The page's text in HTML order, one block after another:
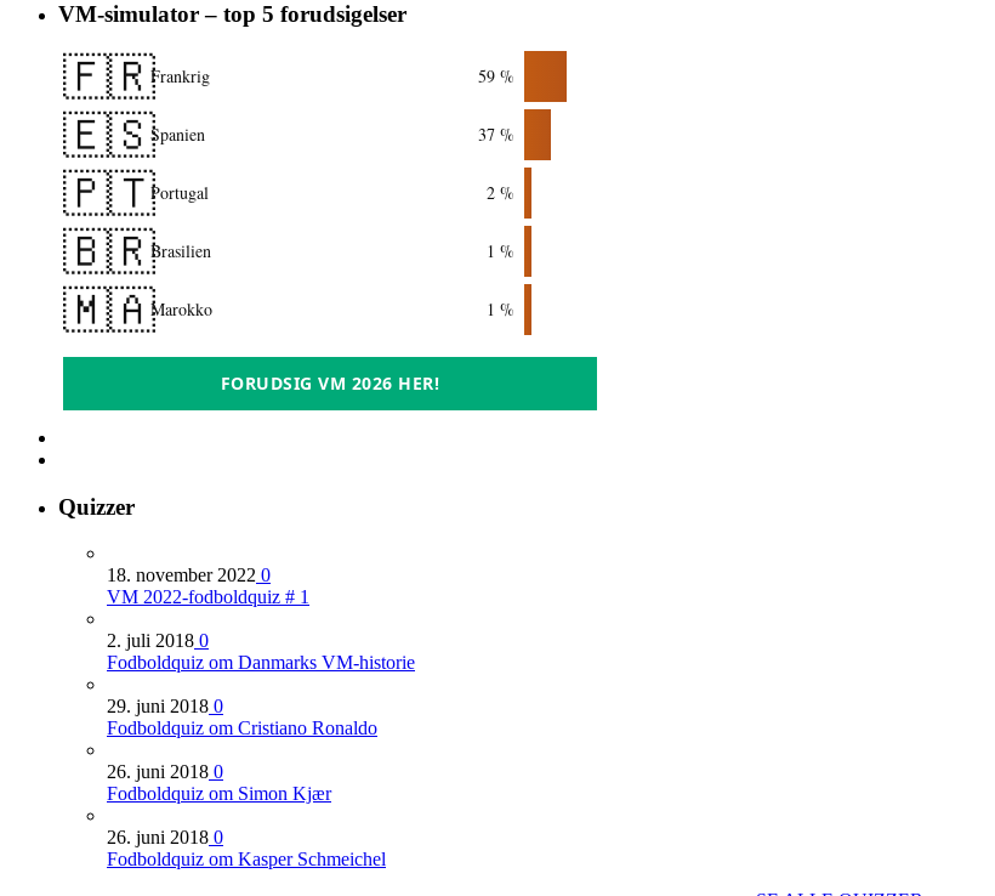
VM-simulator – top 5 forudsigelser
🇫🇷Frankrig 59 %
🇪🇸Spanien 37 %
🇵🇹Portugal 2 %
🇧🇷Brasilien 1 %
🇲🇦Marokko 1 %
FORUDSIG VM 2026 HER!
Quizzer
18. november 2022 0
VM 2022-fodboldquiz # 1
2. juli 2018 0
Fodboldquiz om Danmarks VM-historie
29. juni 2018 0
Fodboldquiz om Cristiano Ronaldo
26. juni 2018 0
Fodboldquiz om Simon Kjær
26. juni 2018 0
Fodboldquiz om Kasper Schmeichel